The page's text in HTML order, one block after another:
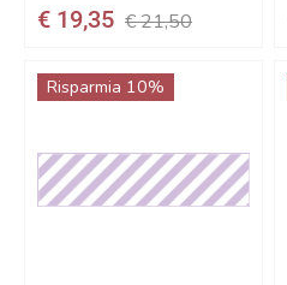
€ 19,35 € 21,50
Risparmia 10%